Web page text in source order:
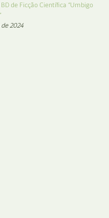
de Ficção Científica “Umbigo
2024